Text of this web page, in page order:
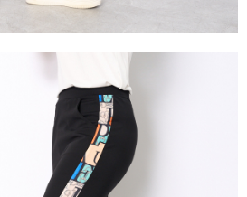
得法定代理人或監護人之同意方可使用
時，將依據個別帳號之用戶狀況，依本公司即
若仍有額度不足之情形，本公司將視審查結果
使用他人資訊註冊。若發現惡意使用之情形，
停止該用戶之使用額度並採取法律行動。